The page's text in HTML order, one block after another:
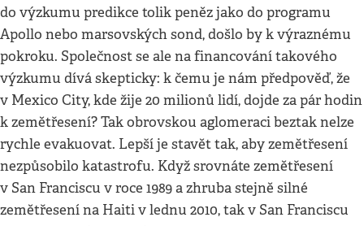
do výzkumu predikce tolik peněz jako do programu
Apollo nebo marsovských sond, došlo by k výraznému
pokroku. Společnost se ale na financování takového
výzkumu dívá skepticky: k čemu je nám předpověď, že
v Mexico City, kde žije 20 milionů lidí, dojde za pár hodin
k zemětřesení? Tak obrovskou aglomeraci beztak nelze
rychle evakuovat. Lepší je stavět tak, aby zemětřesení
nezpůsobilo katastrofu. Když srovnáte zemětřesení
v San Franciscu v roce 1989 a zhruba stejně silné
zemětřesení na Haiti v lednu 2010, tak v San Franciscu